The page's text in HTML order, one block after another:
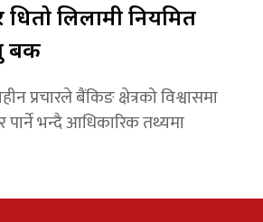
धितो लिलामी नियमित
बैंक
प्रचारले बैंकिङ क्षेत्रको विश्वासमा
भन्दै आधिकारिक तथ्यमा